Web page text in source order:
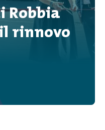
Robbia
rinnovo